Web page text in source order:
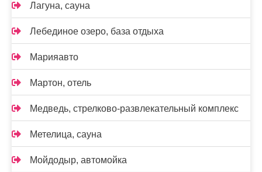
Лагуна, сауна
Лебединое озеро, база отдыха
Марияавто
Мартон, отель
Медведь, стрелково-развлекательный комплекс
Метелица, сауна
Мойдодыр, автомойка